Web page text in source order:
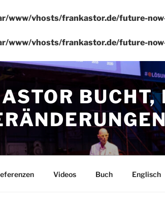
www/vhosts/frankastor.de/future-
www/vhosts/frankastor.de/future-
Videos Buch Englisch